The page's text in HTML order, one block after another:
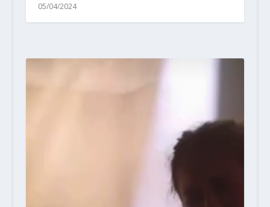
05/04/2024